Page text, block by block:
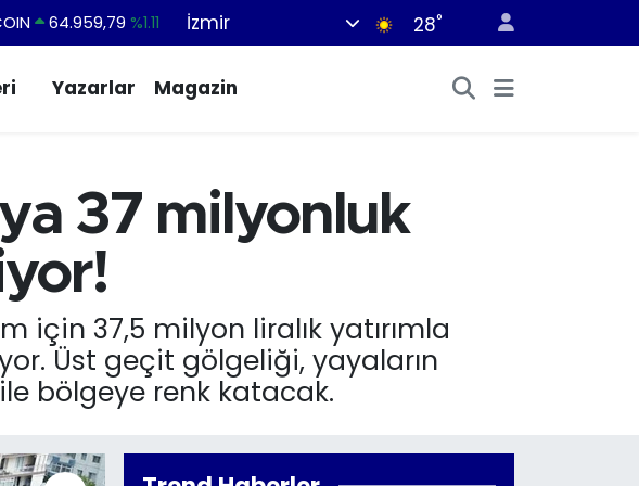
47,7436%0.18
64,4811 %0.38
64.959,79 %1.11
İzmir 28°
Yazarlar Magazin
37 milyonluk
için 37,5 milyon liralık yatırımla
Üst geçit gölgeliği, yayaların
bölgeye renk katacak.